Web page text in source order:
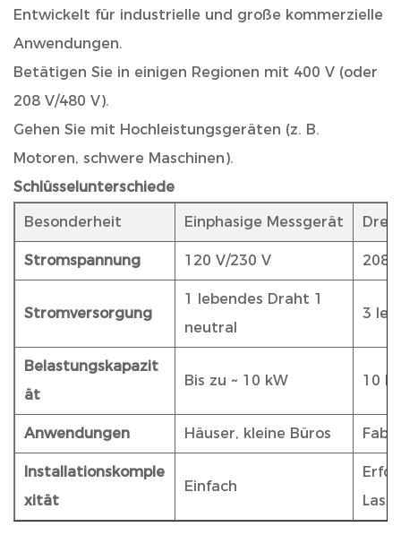
Entwickelt für industrielle und große kommerzielle
Anwendungen.
Betätigen Sie in einigen Regionen mit 400 V (oder
208 V/480 V).
Gehen Sie mit Hochleistungsgeräten (z. B.
Motoren, schwere Maschinen).
Schlüsselunterschiede
Besonderheit Einphasige Messgerät
Stromspannung 120 V/230 V 208
Stromversorgung
1 lebendes Draht 1
neutral
3
Belastungskapazit
ät
Bis zu ~ 10 kW 10
Anwendungen Häuser, kleine Büros
Installationskomple
xität
Einfach